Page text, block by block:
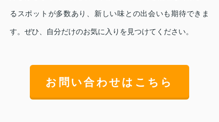
るスポットが多数あり、新しい味との出会いも期待できま
す。ぜひ、自分だけのお気に入りを見つけてください。
お問い合わせはこちら